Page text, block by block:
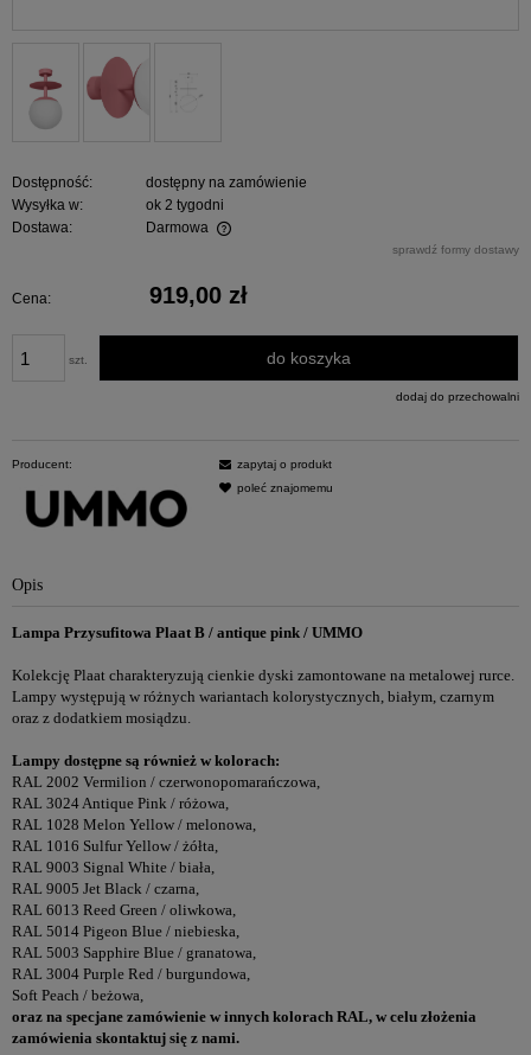
Dostępność:
dostępny na zamówienie
Wysyłka w:
ok 2 tygodni
Dostawa:
Darmowa
sprawdź formy dostawy
Cena: 919,00 zł
szt. do koszyka
dodaj do przechowalni
Producent:
zapytaj o produkt
poleć znajomemu
Opis
Lampa Przysufitowa Plaat B / antique pink / UMMO
Kolekcję Plaat charakteryzują cienkie dyski zamontowane na metalowej rurce.
Lampy występują w różnych wariantach kolorystycznych, białym, czarnym
oraz z dodatkiem mosiądzu.
Lampy dostępne są również w kolorach:
RAL 2002 Vermilion / czerwonopomarańczowa,
RAL 3024 Antique Pink / różowa,
RAL 1028 Melon Yellow / melonowa,
RAL 1016 Sulfur Yellow / żółta,
RAL 9003 Signal White / biała,
RAL 9005 Jet Black / czarna,
RAL 6013 Reed Green / oliwkowa,
RAL 5014 Pigeon Blue / niebieska,
RAL 5003 Sapphire Blue / granatowa,
RAL 3004 Purple Red / burgundowa,
Soft Peach / beżowa,
oraz na specjane zamówienie w innych kolorach RAL, w celu złożenia
zamówienia skontaktuj się z nami.